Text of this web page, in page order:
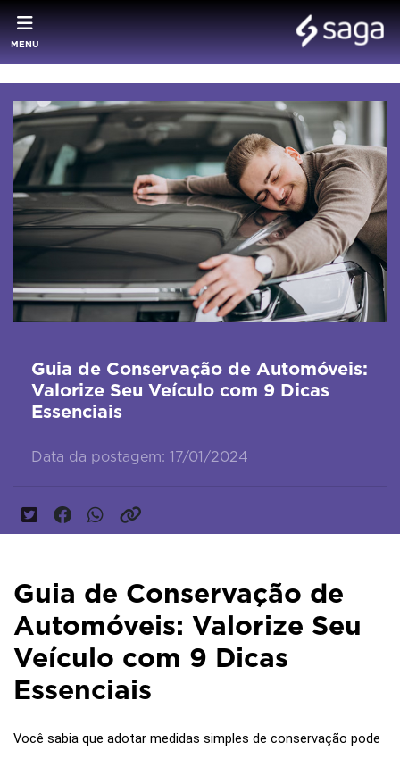
MENU
Guia de Conservação de Automóveis:
Valorize Seu Veículo com 9 Dicas
Essenciais
Data da postagem: 17/01/2024
Guia de Conservação de
Automóveis: Valorize Seu
Veículo com 9 Dicas
Essenciais
Você sabia que adotar medidas simples de conservação pode